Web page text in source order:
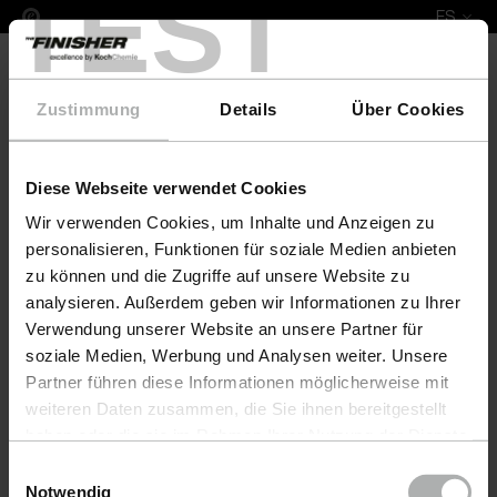
TEST
Zustimmung Details Über Cookies
Diese Webseite verwendet Cookies
Wir verwenden Cookies, um Inhalte und Anzeigen zu
personalisieren, Funktionen für soziale Medien anbieten
zu können und die Zugriffe auf unsere Website zu
analysieren. Außerdem geben wir Informationen zu Ihrer
Verwendung unserer Website an unsere Partner für
soziale Medien, Werbung und Analysen weiter. Unsere
Partner führen diese Informationen möglicherweise mit
weiteren Daten zusammen, die Sie ihnen bereitgestellt
Einstellungen zu den Cookies finden Sie unter
Notwendig
ES
Complete Leather Repair Set Volvo